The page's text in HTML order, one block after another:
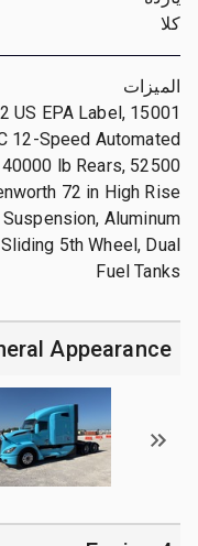
كلا
الميزات
US EPA Label, 15001
12-Speed Automated
lb Rears, 52500
72 in High Rise
Aluminum
5th Wheel, Dual
Fuel Tanks
Appearance